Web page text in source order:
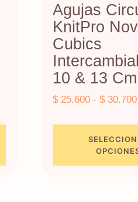
Agujas
KnitPro
Cubics
10 & 13 Cm
$ 25.600 - $ 30.700